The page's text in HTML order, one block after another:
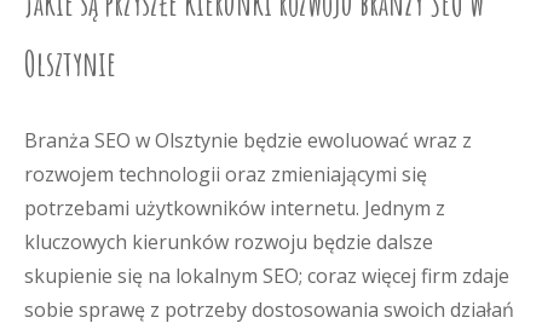
Olsztynie
Branża SEO w Olsztynie będzie ewoluować wraz z
rozwojem technologii oraz zmieniającymi się
potrzebami użytkowników internetu. Jednym z
kluczowych kierunków rozwoju będzie dalsze
skupienie się na lokalnym SEO; coraz więcej firm zdaje
sobie sprawę z potrzeby dostosowania swoich działań